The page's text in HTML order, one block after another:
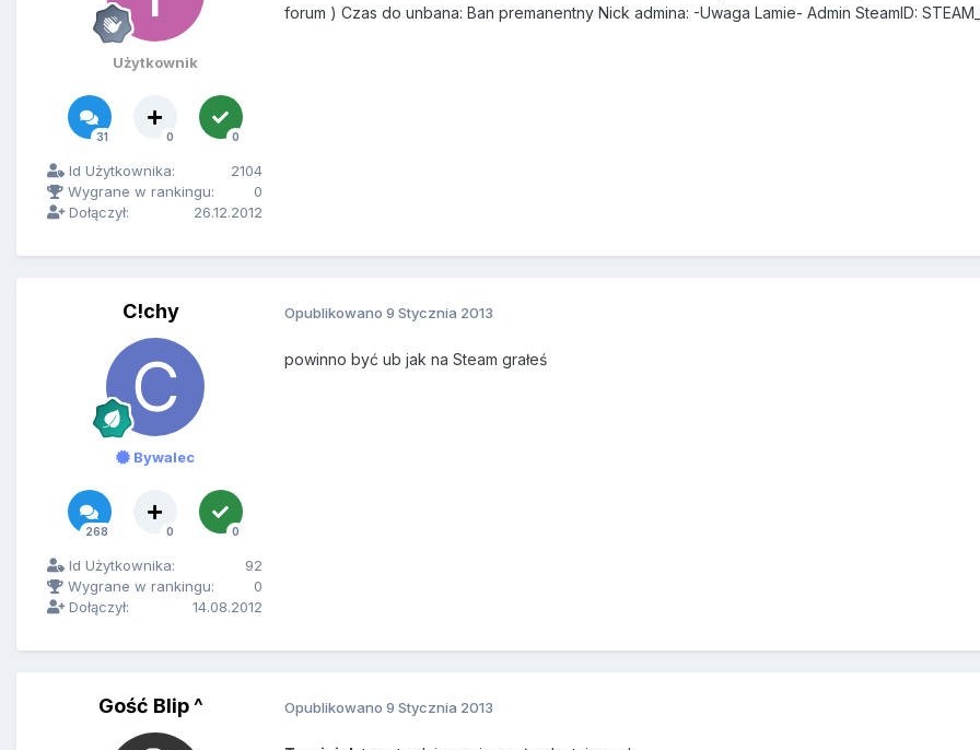
Użytkownik
31 0 0
Id Użytkownika:
2104
Wygrane w rankingu:
0
Dołączył:
26.12.2012
forum ) Czas do unbana: Ban premanentny Nick admina: -Uwaga Lamie- Admin SteamID:
C!chy
Bywalec
268 0 0
Id Użytkownika:
92
Wygrane w rankingu:
0
Dołączył:
14.08.2012
Opublikowano 9 Stycznia 2013
powinno być ub jak na Steam grałeś
Gość Blip ^ Opublikowano 9 Stycznia 2013